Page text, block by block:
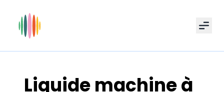
Liquide machine à